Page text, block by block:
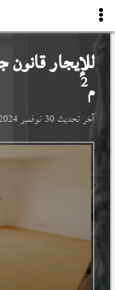
للإيجار
م2
آخر تحديث30 نوفمبر 2024